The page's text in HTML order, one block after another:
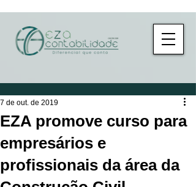
EZA promove curso para
empresários e
profissionais da área da
7 de out. de 2019